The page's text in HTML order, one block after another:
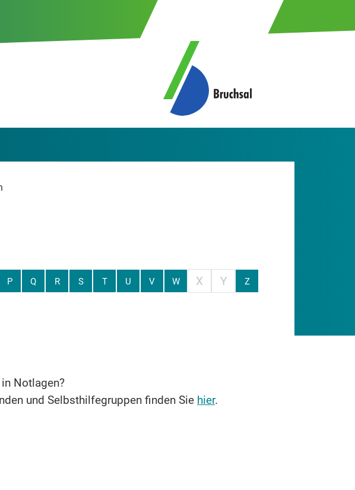
P Q R S T U V W X Y Z
Notlagen?
und Selbsthilfegruppen finden Sie hier.